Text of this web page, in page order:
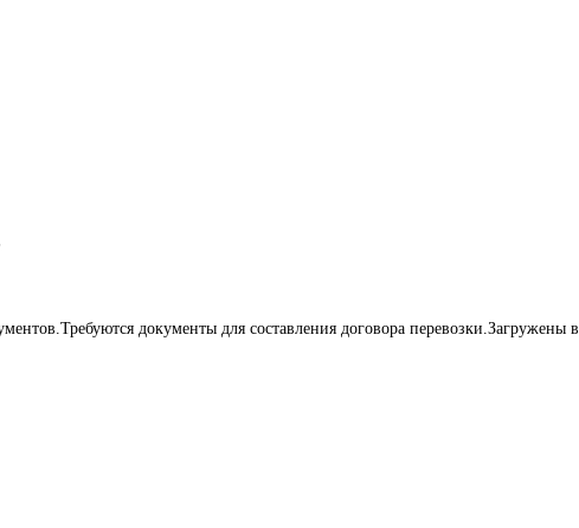
документы для составления договора перевозки.Загружены в